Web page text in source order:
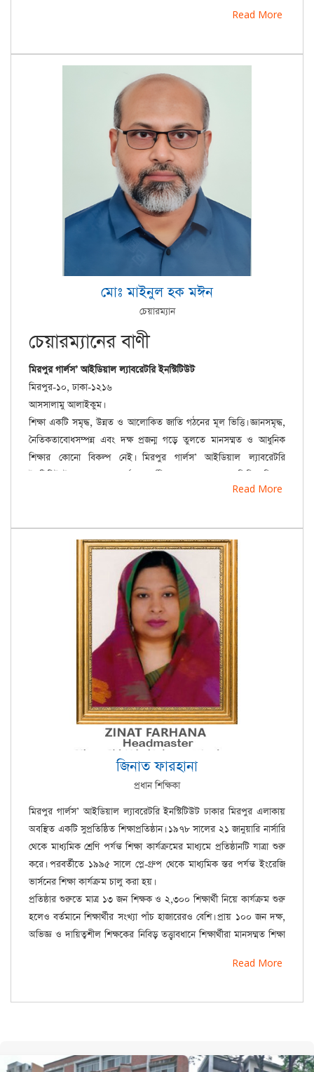
এই প্রতিষ্ঠান শুধু একাডেমিক উৎকর্ষ অর্জনের ওপর গুরুত্ব দেয় না, বরং
নেতৃত্বের গুণাবলি বিকাশেও বিশেষ গুরুত্ব প্রদান করে। শিক্ষকদের আন্তরিকতা
ও নিষ্ঠা, শিক্ষার্থীদের উদ্যম এবং অভিভাবকদের সার্বিক সহযোগিতার জন্য
আমি আন্তরিক প্রশংসা জ্ঞাপন করছি।
আমি দৃঢ়ভাবে বিশ্বাস করি, এই প্রতিষ্ঠান শিক্ষাক্ষেত্রে তার সাফল্যের ধারা
অব্যাহত রাখবে এবং দেশের অগ্রগতি ও উন্নয়নে দীর্ঘস্থায়ী অবদান রাখবে।
উজ্জ্বল ভবিষ্যৎ নির্মাণের এই যাত্রায় সংশ্লিষ্ট সবার সর্বাঙ্গীণ সাফল্য কামনা
মিরপুর গার্লস’ আইডিয়াল ল্যাবরেটরি ইনস্টিটিউট
মিরপুর-১০, ঢাকা-১২১৬
Read More
মোঃ মাইনুল হক মঈন
চেয়ারম্যান
চেয়ারম্যানের বাণী
মিরপুর গার্লস’ আইডিয়াল ল্যাবরেটরি ইনস্টিটিউট
মিরপুর-১০, ঢাকা-১২১৬
আসসালামু আলাইকুম।
শিক্ষা একটি সমৃদ্ধ, উন্নত ও আলোকিত জাতি গঠনের মূল ভিত্তি। জ্ঞানসমৃদ্ধ,
নৈতিকতাবোধসম্পন্ন এবং দক্ষ প্রজন্ম গড়ে তুলতে মানসম্মত ও আধুনিক
শিক্ষার কোনো বিকল্প নেই। মিরপুর গার্লস’ আইডিয়াল ল্যাবরেটরি
ইনস্টিটিউটে আমরা শৃঙ্খলাপূর্ণ, অন্তর্ভুক্তিমূলক এবং মূল্যবোধভিত্তিক শিক্ষার
পরিবেশের মাধ্যমে ভবিষ্যতের যোগ্য নেতৃত্ব গড়ে তুলতে অঙ্গীকারবদ্ধ।
নেতৃত্বের গুণাবলি এবং মানবিক মূল্যবোধ বিকাশের জন্য একটি
অনুপ্রেরণামূলক শিক্ষাবান্ধব পরিবেশ অত্যন্ত গুরুত্বপূর্ণ। আমাদের
নিবেদিতপ্রাণ শিক্ষক, কর্মকর্তা-কর্মচারী এবং সহযোগী অভিভাবকবৃন্দ এই
লক্ষ্য বাস্তবায়নে গুরুত্বপূর্ণ ভূমিকা পালন করছেন।
আমি আমাদের প্রতিষ্ঠানের ধারাবাহিক সাফল্য কামনা করছি এবং সকল
শিক্ষার্থী, অভিভাবক, শিক্ষক ও শুভানুধ্যায়ীর আন্তরিক সহযোগিতা, অঙ্গীকার
ও সমর্থনের জন্য হৃদয়ের গভীর থেকে কৃতজ্ঞতা প্রকাশ করছি।
আসুন, আমরা সবাই একসঙ্গে কাজ করে একটি আরও উজ্জ্বল, জ্ঞানসমৃদ্ধ ও
আলোকিত ভবিষ্যৎ গড়ে তুলি।
Read More
জিনাত ফারহানা
প্রধান শিক্ষিকা
মিরপুর গার্লস’ আইডিয়াল ল্যাবরেটরি ইনস্টিটিউট ঢাকার মিরপুর এলাকায়
অবস্থিত একটি সুপ্রতিষ্ঠিত শিক্ষাপ্রতিষ্ঠান। ১৯৭৮ সালের ২১ জানুয়ারি নার্সারি
থেকে মাধ্যমিক শ্রেণি পর্যন্ত শিক্ষা কার্যক্রমের মাধ্যমে প্রতিষ্ঠানটি যাত্রা শুরু
করে। পরবর্তীতে ১৯৯৫ সালে প্লে-গ্রুপ থেকে মাধ্যমিক স্তর পর্যন্ত ইংরেজি
ভার্সনের শিক্ষা কার্যক্রম চালু করা হয়।
প্রতিষ্ঠার শুরুতে মাত্র ১৩ জন শিক্ষক ও ২,৩০০ শিক্ষার্থী নিয়ে কার্যক্রম শুরু
হলেও বর্তমানে শিক্ষার্থীর সংখ্যা পাঁচ হাজারেরও বেশি। প্রায় ১০০ জন দক্ষ,
অভিজ্ঞ ও দায়িত্বশীল শিক্ষকের নিবিড় তত্ত্বাবধানে শিক্ষার্থীরা মানসম্মত শিক্ষা
শৃঙ্খলাপূর্ণ, নিরাপদ ও শিক্ষাবান্ধব পরিবেশের কারণে প্রতিষ্ঠানটি সমাজের
এর ফলস্বরূপ, প্রতি বছর এই প্রতিষ্ঠানের শিক্ষার্থীরা শিক্ষা বোর্ডের বিভিন্ন
গ্রন্থাগার, বিজ্ঞানাগার এবং আধুনিক কম্পিউটার ল্যাব রয়েছে। পাশাপাশি
Read More